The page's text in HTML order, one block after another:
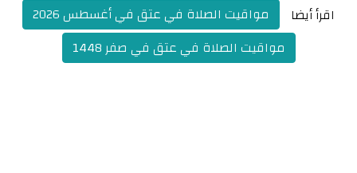
اقرأ أيضا
مواقيت الصلاة في عتق في أغسطس 2026
مواقيت الصلاة في عتق في صفر 1448